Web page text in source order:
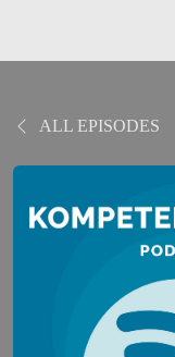
ALL EPISODES